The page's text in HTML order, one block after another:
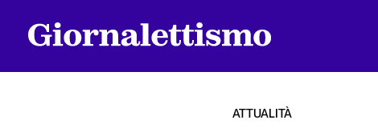
ATTUALITÀ